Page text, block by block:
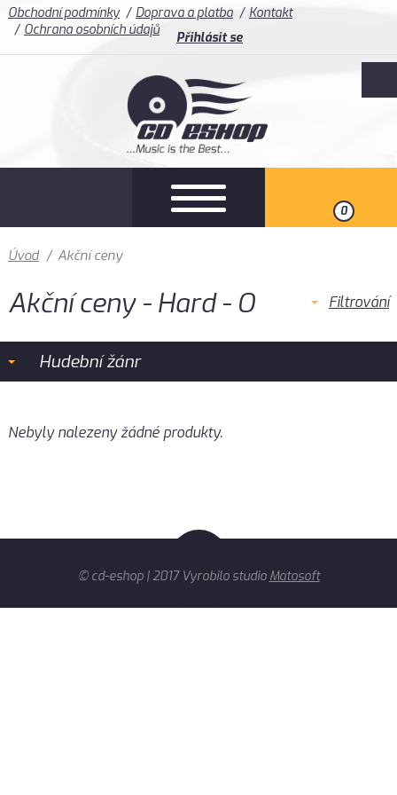
Obchodní podmínky Doprava a platba
Kontakt
Ochrana osobních údajů
Přihlásit se
0
Úvod / Akční ceny
Akční ceny - Hard - O Filtrování
Hudební žánr
Nebyly nalezeny žádné produkty.
© cd-eshop | 2017 Vyrobilo studio Matosoft